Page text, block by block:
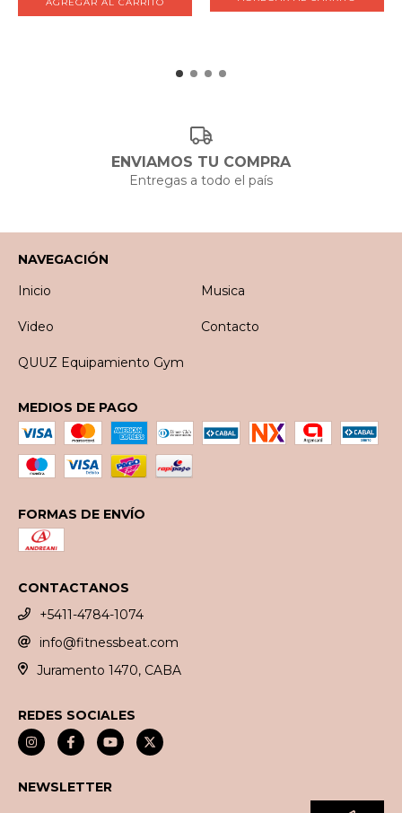
ENVIAMOS TU COMPRA
Entregas a todo el país
NAVEGACIÓN
Inicio
Musica
Video Contacto
QUUZ Equipamiento Gym
MEDIOS DE PAGO
FORMAS DE ENVÍO
CONTACTANOS
+5411-4784-1074
info@fitnessbeat.com
Juramento 1470, CABA
REDES SOCIALES
NEWSLETTER